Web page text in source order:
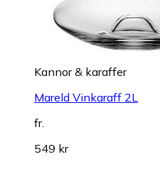
Kannor & karaffer
Mareld Vinkaraff 2L
fr.
549 kr